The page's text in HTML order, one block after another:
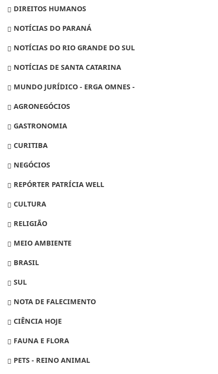
DIREITOS HUMANOS
NOTÍCIAS DO PARANÁ
NOTÍCIAS DO RIO GRANDE DO SUL
NOTÍCIAS DE SANTA CATARINA
MUNDO JURÍDICO - ERGA OMNES -
AGRONEGÓCIOS
GASTRONOMIA
CURITIBA
NEGÓCIOS
REPÓRTER PATRÍCIA WELL
CULTURA
RELIGIÃO
MEIO AMBIENTE
BRASIL
SUL
NOTA DE FALECIMENTO
CIÊNCIA HOJE
FAUNA E FLORA
PETS - REINO ANIMAL